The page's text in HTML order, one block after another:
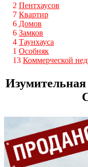
2 Пентхаусов
7 Квартир
6 Домов
6 Замков
4 Таунхауса
1 Особняк
13 Коммерческой